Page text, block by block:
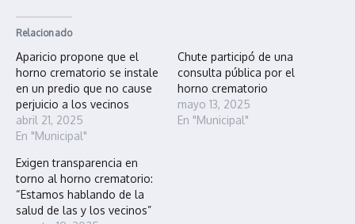
Relacionado
Aparicio propone que el
horno crematorio se instale
en un predio que no cause
perjuicio a los vecinos
abril 21, 2025
En "Municipal"
Chute participó de una
consulta pública por el
horno crematorio
mayo 13, 2025
En "Municipal"
Exigen transparencia en
torno al horno crematorio:
“Estamos hablando de la
salud de las y los vecinos”